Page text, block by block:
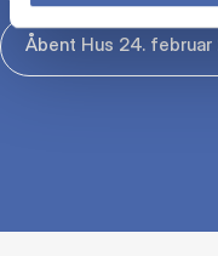
Åbent Hus 24. februar